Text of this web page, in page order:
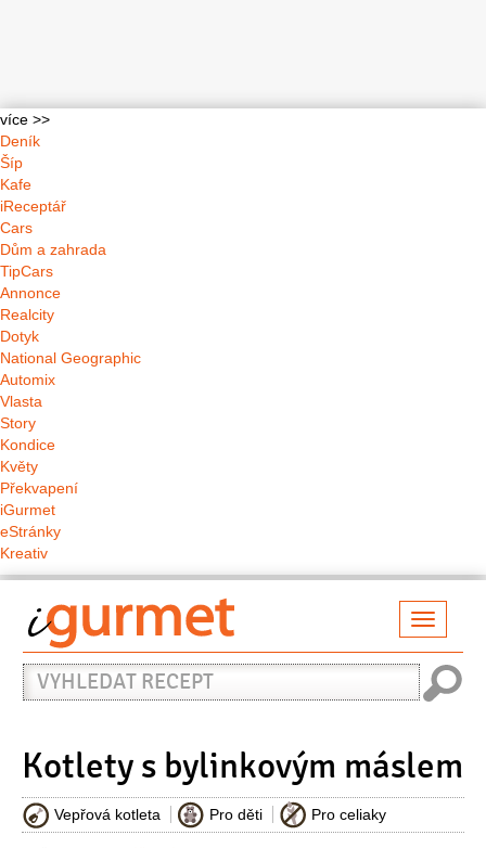
více >>
Deník
Šíp
Kafe
iReceptář
Cars
Dům a zahrada
TipCars
Annonce
Realcity
Dotyk
National Geographic
Automix
Vlasta
Story
Kondice
Květy
Překvapení
iGurmet
eStránky
Kreativ
Vyhledat
recept
Kotlety s bylinkovým máslem
Vepřová kotleta Pro děti Pro celiaky